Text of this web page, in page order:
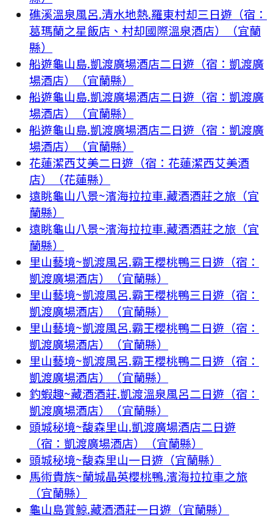
礁溪溫泉風呂.清水地熱.羅東村却三日遊（宿：
葛瑪蘭之星飯店、村却國際溫泉酒店）（宜蘭
縣）
船遊龜山島.凱渡廣場酒店二日遊（宿：凱渡廣
場酒店）（宜蘭縣）
船遊龜山島.凱渡廣場酒店二日遊（宿：凱渡廣
場酒店）（宜蘭縣）
船遊龜山島.凱渡廣場酒店二日遊（宿：凱渡廣
場酒店）（宜蘭縣）
花蓮潔西艾美二日遊（宿：花蓮潔西艾美酒
店）（花蓮縣）
遠眺龜山八景~濱海拉拉車.藏酒酒莊之旅（宜
蘭縣）
遠眺龜山八景~濱海拉拉車.藏酒酒莊之旅（宜
蘭縣）
里山藝境~凱渡風呂.霸王櫻桃鴨三日遊（宿：
凱渡廣場酒店）（宜蘭縣）
里山藝境~凱渡風呂.霸王櫻桃鴨三日遊（宿：
凱渡廣場酒店）（宜蘭縣）
里山藝境~凱渡風呂.霸王櫻桃鴨二日遊（宿：
凱渡廣場酒店）（宜蘭縣）
里山藝境~凱渡風呂.霸王櫻桃鴨二日遊（宿：
凱渡廣場酒店）（宜蘭縣）
釣蝦趣~藏酒酒莊.凱渡溫泉風呂二日遊（宿：
凱渡廣場酒店）（宜蘭縣）
頭城秘境~馥森里山.凱渡廣場酒店二日遊
（宿：凱渡廣場酒店）（宜蘭縣）
頭城秘境~馥森里山一日遊（宜蘭縣）
馬術貴族~蘭城晶英櫻桃鴨.濱海拉拉車之旅
（宜蘭縣）
龜山島賞鯨.藏酒酒莊一日遊（宜蘭縣）